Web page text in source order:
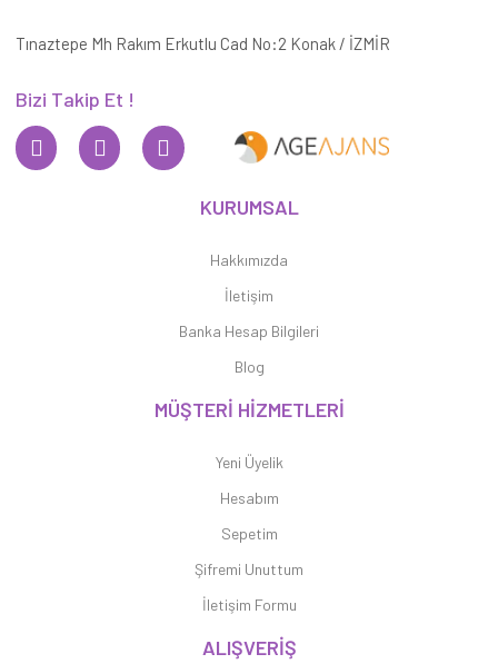
Tınaztepe Mh Rakım Erkutlu Cad No:2 Konak / İZMİR
Bizi Takip Et !
KURUMSAL
Hakkımızda
İletişim
Banka Hesap Bilgileri
Blog
MÜŞTERİ HİZMETLERİ
Yeni Üyelik
Hesabım
Sepetim
Şifremi Unuttum
İletişim Formu
ALIŞVERİŞ